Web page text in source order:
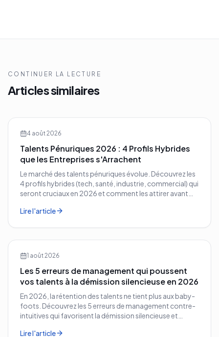
CONTINUER LA LECTURE
Articles similaires
4 août 2026
Talents Pénuriques 2026 : 4 Profils Hybrides
que les Entreprises s'Arrachent
Le marché des talents pénuriques évolue. Découvrez les
4 profils hybrides (tech, santé, industrie, commercial) qui
seront cruciaux en 2026 et comment les attirer avant
Lire l'article
1 août 2026
Les 5 erreurs de management qui poussent
vos talents à la démission silencieuse en 2026
En 2026, la rétention des talents ne tient plus aux baby-
foots. Découvrez les 5 erreurs de management contre-
intuitives qui favorisent la démission silencieuse et
Lire l'article